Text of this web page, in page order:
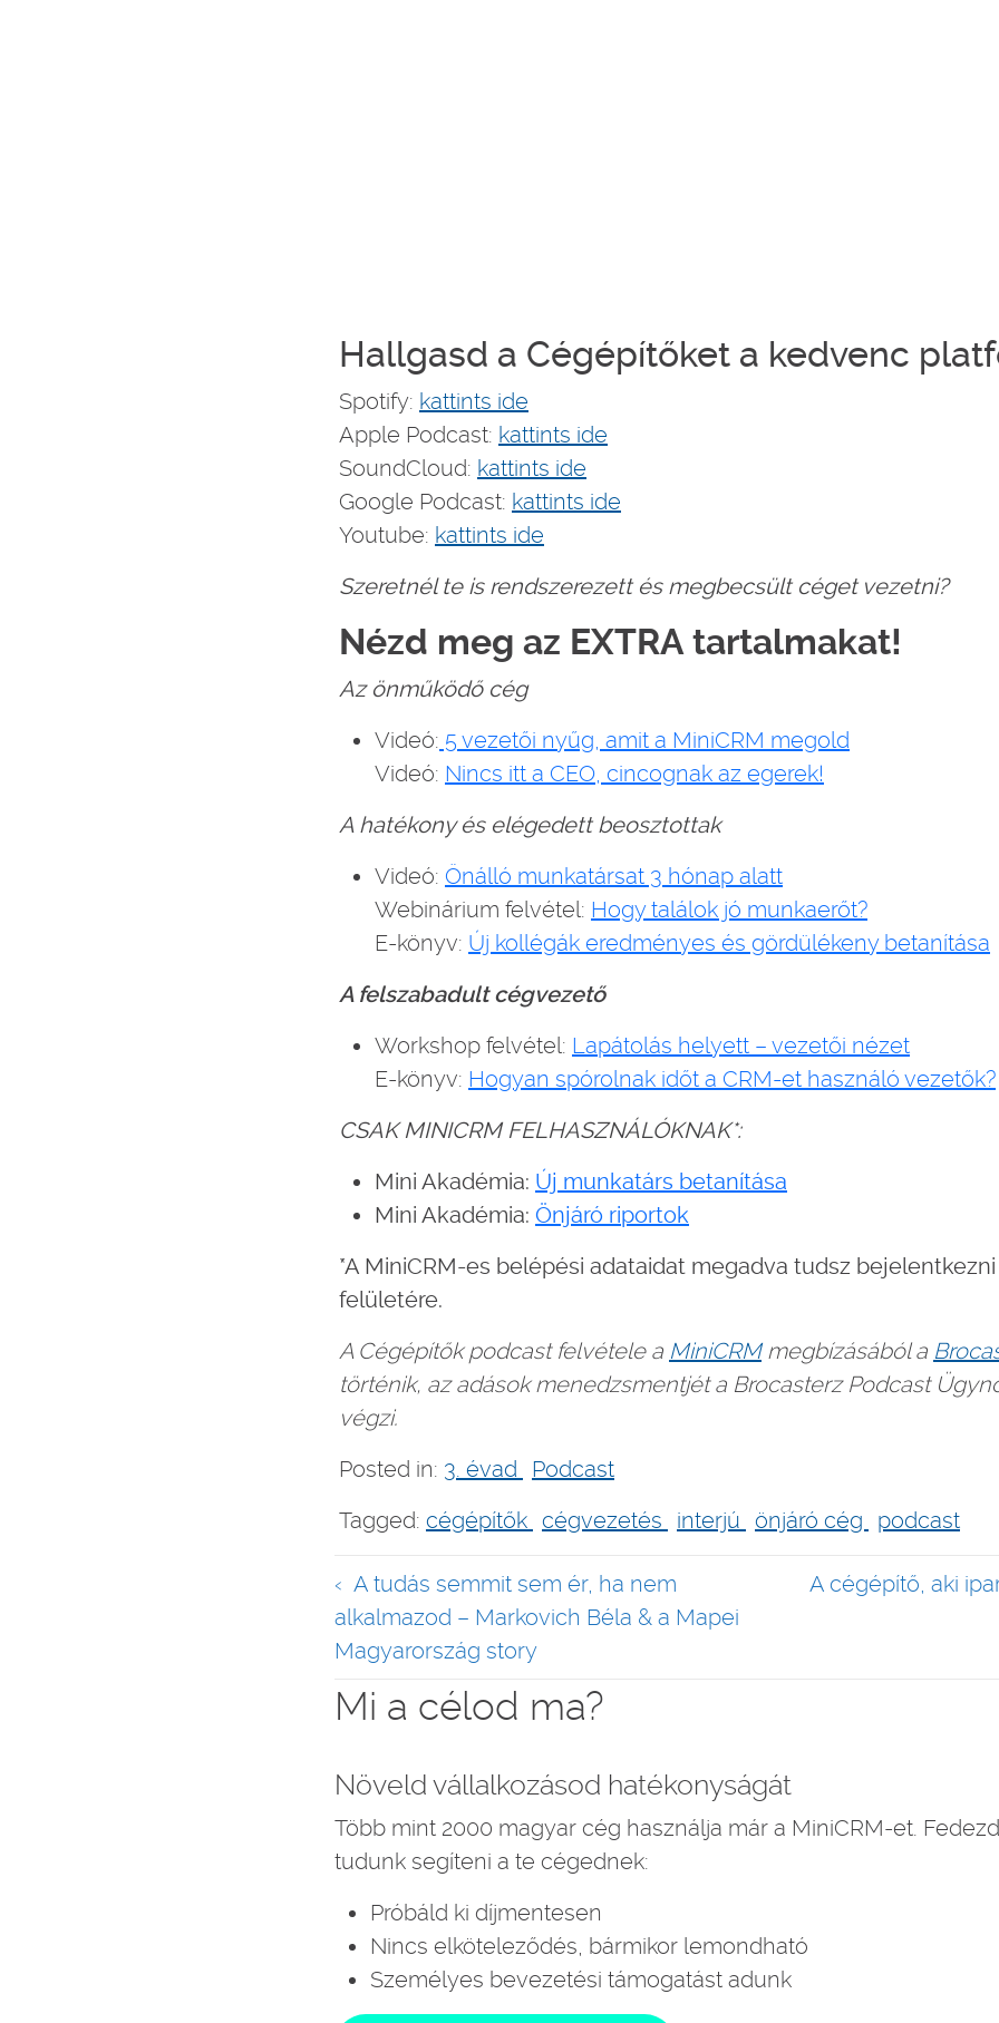
Hallgasd a Cégépítőket a kedvenc
Spotify: kattints ide
Apple Podcast: kattints ide
SoundCloud: kattints ide
Google Podcast: kattints ide
Youtube: kattints ide
Szeretnél te is rendszerezett és megbecsült céget vezetni?
Nézd meg az EXTRA tartalmakat!
Az önműködő cég
Videó: 5 vezetői nyűg, amit a MiniCRM megold
Videó: Nincs itt a CEO, cincognak az egerek!
A hatékony és elégedett beosztottak
Videó: Önálló munkatársat 3 hónap alatt
Webinárium felvétel: Hogy találok jó munkaerőt?
E-könyv: Új kollégák eredményes és gördülékeny betanítása
A felszabadult cégvezető
Workshop felvétel: Lapátolás helyett – vezetői nézet
E-könyv: Hogyan spórolnak időt a CRM-et használó vezetők?
CSAK MINICRM FELHASZNÁLÓKNAK*:
Mini Akadémia: Új munkatárs betanítása
Mini Akadémia: Önjáró riportok
*A MiniCRM-es belépési adataidat megadva tudsz
felületére.
A Cégépítők podcast felvétele a MiniCRMmegbízásából a
történik, az adások menedzsmentjét a Brocasterz Podcast
végzi.
Posted in: 3. évad Podcast
Tagged: cégépítők cégvezetés interjú önjáró cég podcast
Bejegyzés
navigáció
A tudás semmit sem ér, ha nem
alkalmazod – Markovich Béla & a Mapei
Magyarország story
A cégépítő, aki
Mi a célod ma?
Növeld vállalkozásod hatékonyságát
Több mint 2000 magyar cég használja már a MiniCRM-et.
tudunk segíteni a te cégednek:
Próbáld ki díjmentesen
Nincs elköteleződés, bármikor lemondható
Személyes bevezetési támogatást adunk